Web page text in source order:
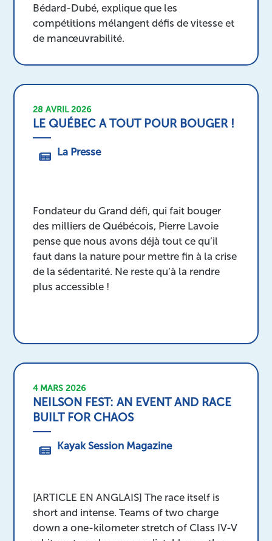
Bédard-Dubé, explique que les
compétitions mélangent défis de vitesse et
de manœuvrabilité.
28 AVRIL 2026
LE QUÉBEC A TOUT POUR BOUGER !
La Presse
Fondateur du Grand défi, qui fait bouger
des milliers de Québécois, Pierre Lavoie
pense que nous avons déjà tout ce qu’il
faut dans la nature pour mettre fin à la crise
de la sédentarité. Ne reste qu’à la rendre
plus accessible !
4 MARS 2026
NEILSON FEST: AN EVENT AND RACE
BUILT FOR CHAOS
Kayak Session Magazine
[ARTICLE EN ANGLAIS] The race itself is
short and intense. Teams of two charge
down a one-kilometer stretch of Class IV-V